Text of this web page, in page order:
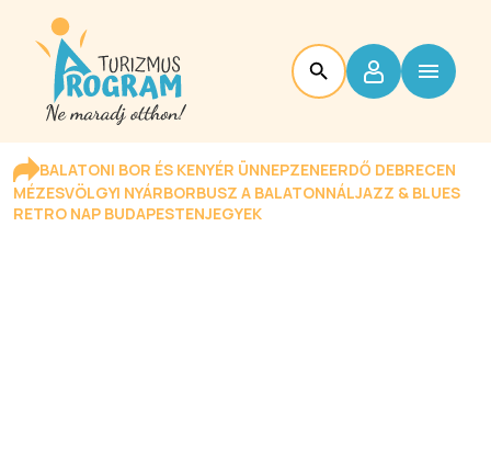
BALATONI BOR ÉS KENYÉR ÜNNEPZENEERDŐ DEBRECEN
MÉZESVÖLGYI NYÁRBORBUSZ A BALATONNÁLJAZZ & BLUES
RETRO NAP BUDAPESTENJEGYEK